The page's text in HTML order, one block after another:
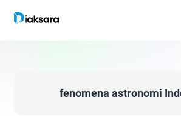
fenomena astronomi